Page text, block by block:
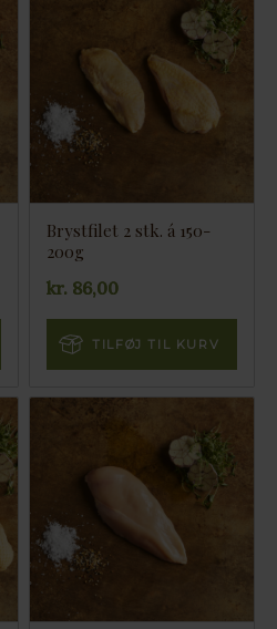
Brystfilet 2 stk. á 150-
200g
kr. 86,00
TILFØJ TIL KURV